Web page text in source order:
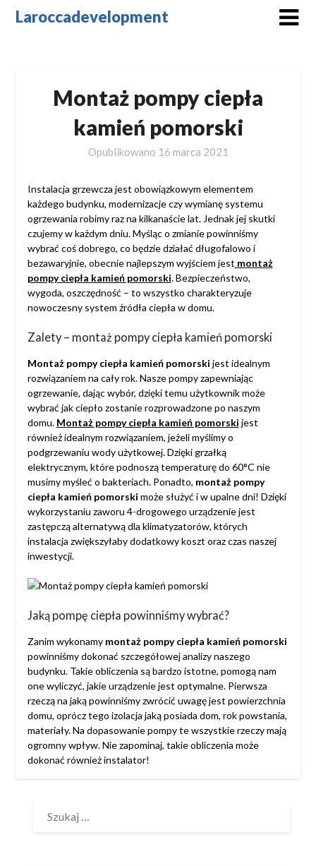
SkipLaroccadevelopment
Montaż pompy ciepła
kamień pomorski
Opublikowano 16 marca 2021
Instalacja grzewcza jest obowiązkowym elementem
każdego budynku, modernizacje czy wymianę systemu
ogrzewania robimy raz na kilkanaście lat. Jednak jej skutki
czujemy w każdym dniu. Myśląc o zmianie powinniśmy
wybrać coś dobrego, co będzie działać długofalowo i
bezawaryjnie, obecnie najlepszym wyjściem jest montaż
pompy ciepła kamień pomorski. Bezpieczeństwo,
wygoda, oszczędność – to wszystko charakteryzuje
nowoczesny system źródła ciepła w domu.
Zalety – montaż pompy ciepła kamień pomorski
Montaż pompy ciepła kamień pomorski jest idealnym
rozwiązaniem na cały rok. Nasze pompy zapewniając
ogrzewanie, dając wybór, dzięki temu użytkownik może
wybrać jak ciepło zostanie rozprowadzone po naszym
domu. Montaż pompy ciepła kamień pomorski jest
również idealnym rozwiązaniem, jeżeli myślimy o
podgrzewaniu wody użytkowej. Dzięki grzałką
elektrycznym, które podnoszą temperaturę do 60°C nie
musimy myśleć o bakteriach. Ponadto, montaż pompy
ciepła kamień pomorski może służyć i w upalne dni! Dzięki
wykorzystaniu zaworu 4-drogowego urządzenie jest
zastępczą alternatywą dla klimatyzatorów, których
instalacja zwiększyłaby dodatkowy koszt oraz czas naszej
inwestycji.
Jaką pompę ciepła powinniśmy wybrać?
Zanim wykonamy montaż pompy ciepła kamień pomorski
powinniśmy dokonać szczegółowej analizy naszego
budynku. Takie obliczenia są bardzo istotne, pomogą nam
one wyliczyć, jakie urządzenie jest optymalne. Pierwsza
rzeczą na jaką powinniśmy zwrócić uwagę jest powierzchnia
domu, oprócz tego izolacja jaką posiada dom, rok powstania,
materiały. Na dopasowanie pompy te wszystkie rzeczy mają
ogromny wpływ. Nie zapominaj, takie obliczenia może
dokonać również instalator!